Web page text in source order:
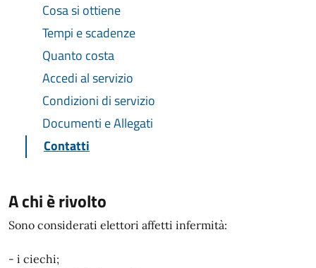
Cosa si ottiene
Tempi e scadenze
Quanto costa
Accedi al servizio
Condizioni di servizio
Documenti e Allegati
Contatti
A chi è rivolto
Sono considerati elettori affetti infermità:
- i ciechi;